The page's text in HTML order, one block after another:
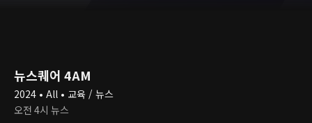
뉴스퀘어 4AM
2024 • All • 교육 / 뉴스
오전 4시 뉴스